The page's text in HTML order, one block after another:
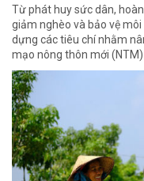
Từ phát huy sức dân,
giảm nghèo và bảo vệ
dựng các tiêu chí nhằm
mạo nông thôn mới